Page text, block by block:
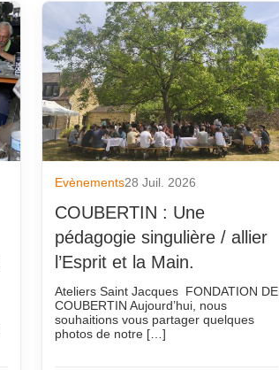
Forge
Formation
fournisseurs partenaires
IA
Les fournisseurs partenaires
Qui est qui
Selon la presse
Technique
Evènements28 Juil. 2026
COUBERTIN : Une
pédagogie singulière / allier
l’Esprit et la Main.
Ateliers Saint Jacques FONDATION DE
COUBERTIN Aujourd’hui, nous
souhaitions vous partager quelques
photos de notre […]